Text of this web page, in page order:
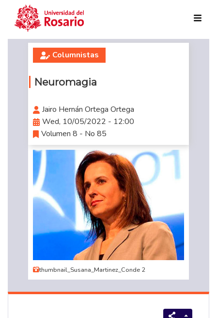
Skip to main content
Columnistas
Neuromagia
Jairo Hernán Ortega Ortega
Wed, 10/05/2022 - 12:00
Volumen 8 - No 85
thumbnail_Susana_Martinez_Conde 2